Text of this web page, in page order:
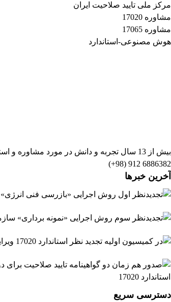
مرکز ملی تایید صلاحیت ایران
مشاوره 17020
مشاوره 17065
هوش مصنوعی-استاندارد
بیش از 13 سال تجربه و دانش در مورد مشاوره و استقرار سیستم مدیریت بازرسی و آموزش، ممیزی و ارزیابی براساس استاندارد ایزو 17020
6886382 912 (98+)
آخرین خبرها
دسترسی سریع